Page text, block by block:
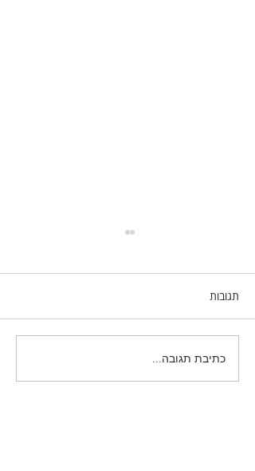
ההמלצה שלנו על חנויות
מובילות לקונסולות נפתחות
תגובות
כתיבת תגובה...